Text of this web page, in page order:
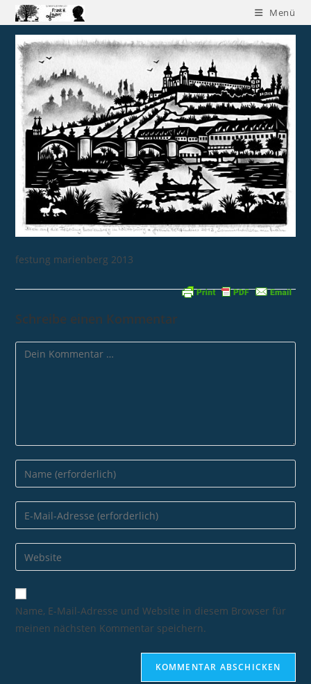
Menü
festung marienberg 2013
Schreibe einen Kommentar
Name, E-Mail-Adresse und Website in diesem Browser für
meinen nächsten Kommentar speichern.